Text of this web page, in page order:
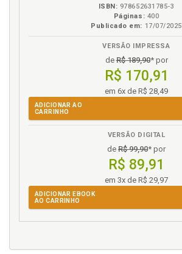
ISBN: 978652631785-3
Páginas: 400
Publicado em: 17/07/2025
VERSÃO IMPRESSA
deR$ 189,90* por
R$ 170,91
em 6x de R$ 28,49
ADICIONAR AO
CARRINHO
VERSÃO DIGITAL
de R$ 99,90* por
R$ 89,91
em 3x de R$ 29,97
ADICIONAR EBOOK
AO CARRINHO